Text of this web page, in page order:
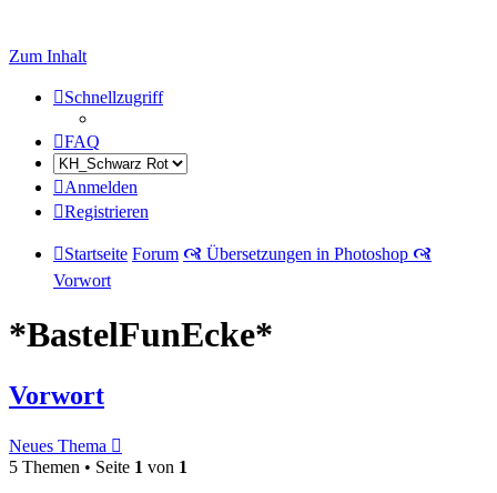
Zum Inhalt
Schnellzugriff
FAQ
Anmelden
Registrieren
Startseite Forum 🙧 Übersetzungen in Photoshop 🙧
Vorwort
*BastelFunEcke*
Vorwort
Neues Thema
5 Themen • Seite 1 von 1